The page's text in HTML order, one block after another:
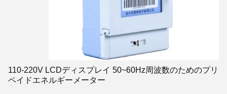
110-220V LCDディスプレイ 50~60Hz周波数のためのプリ
ペイドエネルギーメーター